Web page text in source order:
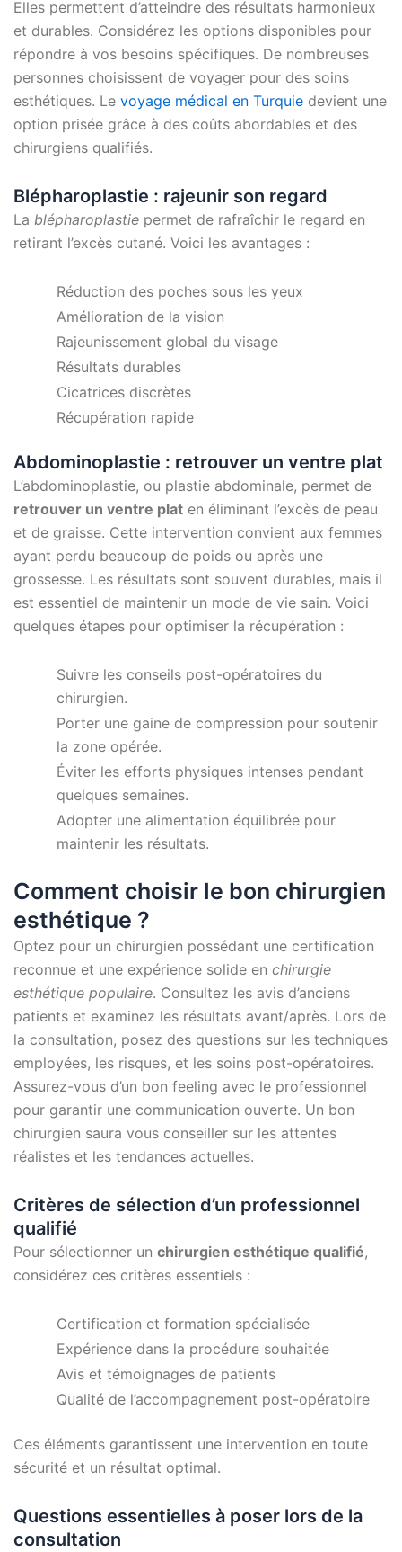
Elles permettent d’atteindre des résultats harmonieux
et durables. Considérez les options disponibles pour
répondre à vos besoins spécifiques. De nombreuses
personnes choisissent de voyager pour des soins
esthétiques. Le voyage médical en Turquiedevient une
option prisée grâce à des coûts abordables et des
chirurgiens qualifiés.
Blépharoplastie : rajeunir son regard
La blépharoplastiepermet de rafraîchir le regard en
retirant l’excès cutané. Voici les avantages :
Réduction des poches sous les yeux
Amélioration de la vision
Rajeunissement global du visage
Résultats durables
Cicatrices discrètes
Récupération rapide
Abdominoplastie : retrouver un ventre plat
L’abdominoplastie, ou plastie abdominale, permet de
retrouver un ventre platen éliminant l’excès de peau
et de graisse. Cette intervention convient aux femmes
ayant perdu beaucoup de poids ou après une
grossesse. Les résultats sont souvent durables, mais il
est essentiel de maintenir un mode de vie sain. Voici
quelques étapes pour optimiser la récupération :
Suivre les conseils post-opératoires du
chirurgien.
Porter une gaine de compression pour soutenir
la zone opérée.
Éviter les efforts physiques intenses pendant
quelques semaines.
Adopter une alimentation équilibrée pour
maintenir les résultats.
Comment choisir le bon chirurgien
esthétique ?
Optez pour un chirurgien possédant une certification
reconnue et une expérience solide en chirurgie
esthétique populaire. Consultez les avis d’anciens
patients et examinez les résultats avant/après. Lors de
la consultation, posez des questions sur les techniques
employées, les risques, et les soins post-opératoires.
Assurez-vous d’un bon feeling avec le professionnel
pour garantir une communication ouverte. Un bon
chirurgien saura vous conseiller sur les attentes
réalistes et les tendances actuelles.
Critères de sélection d’un professionnel
qualifié
Pour sélectionner un chirurgien esthétique qualifié,
considérez ces critères essentiels :
Certification et formation spécialisée
Expérience dans la procédure souhaitée
Avis et témoignages de patients
Qualité de l’accompagnement post-opératoire
Ces éléments garantissent une intervention en toute
sécurité et un résultat optimal.
Questions essentielles à poser lors de la
consultation